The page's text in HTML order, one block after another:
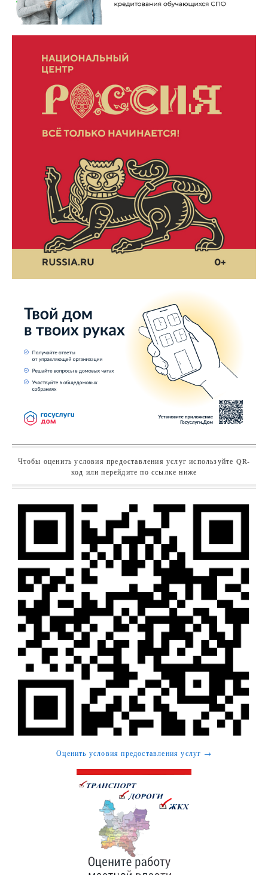
Чтобы оценить условия предоставления услуг используйте QR-
код или перейдите по ссылке ниже
Оценить условия предоставления услуг →